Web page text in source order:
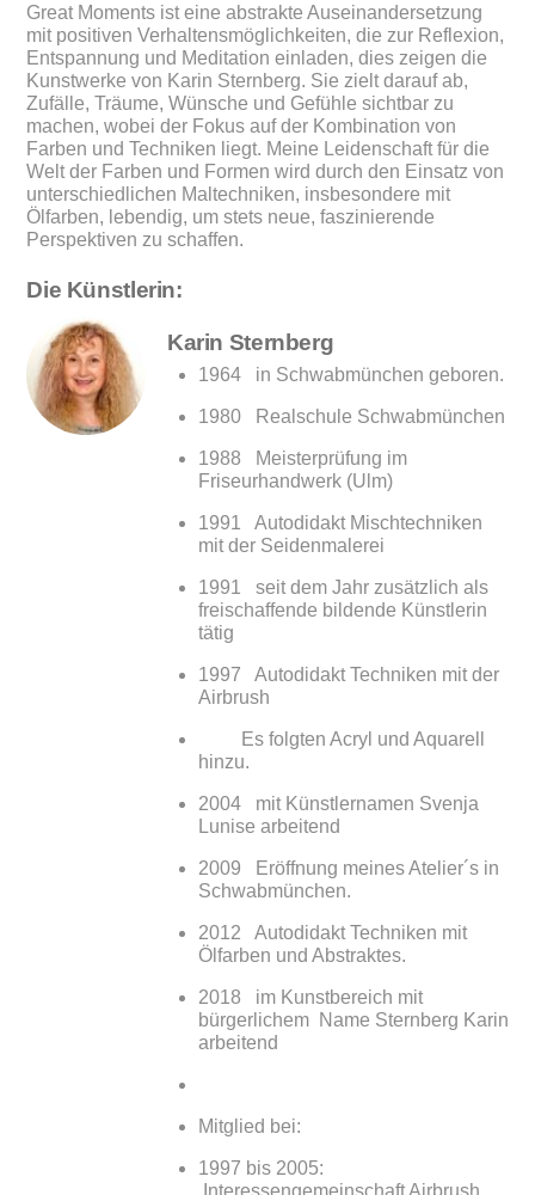
Great Moments ist eine abstrakte Auseinandersetzung
mit positiven Verhaltensmöglichkeiten, die zur Reflexion,
Entspannung und Meditation einladen, dies zeigen die
Kunstwerke von Karin Sternberg. Sie zielt darauf ab,
Zufälle, Träume, Wünsche und Gefühle sichtbar zu
machen, wobei der Fokus auf der Kombination von
Farben und Techniken liegt. Meine Leidenschaft für die
Welt der Farben und Formen wird durch den Einsatz von
unterschiedlichen Maltechniken, insbesondere mit
Ölfarben, lebendig, um stets neue, faszinierende
Perspektiven zu schaffen.
Die Künstlerin:
Karin Sternberg
1964 in Schwabmünchen geboren.
1980 Realschule Schwabmünchen
1988 Meisterprüfung im
Friseurhandwerk (Ulm)
1991 Autodidakt Mischtechniken
mit der Seidenmalerei
1991 seit dem Jahr zusätzlich als
freischaffende bildende Künstlerin
tätig
1997 Autodidakt Techniken mit der
Airbrush
Es folgten Acryl und Aquarell
hinzu.
2004 mit Künstlernamen Svenja
Lunise arbeitend
2009 Eröffnung meines Atelier´s in
Schwabmünchen.
2012 Autodidakt Techniken mit
Ölfarben und Abstraktes.
2018 im Kunstbereich mit
bürgerlichem Name Sternberg Karin
arbeitend
Mitglied bei:
1997 bis 2005:
Interessengemeinschaft Airbrush